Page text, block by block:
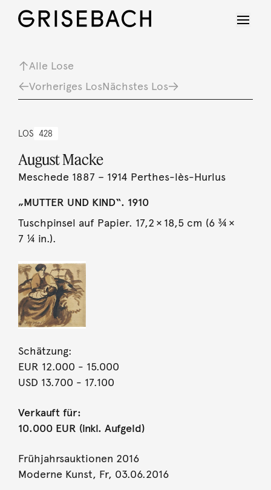
Alle Lose
Vorheriges LosNächstes Los
LOS 428
August Macke
Meschede 1887 – 1914 Perthes-lès-Hurlus
„MUTTER UND KIND“. 1910
Tuschpinsel auf Papier. 17,2 × 18,5 cm (6 ¾ ×
7 ¼ in.).
Schätzung:
EUR 12.000 - 15.000
USD 13.700 - 17.100
Verkauft für:
10.000 EUR (inkl. Aufgeld)
Frühjahrsauktionen 2016
Moderne Kunst, Fr, 03.06.2016